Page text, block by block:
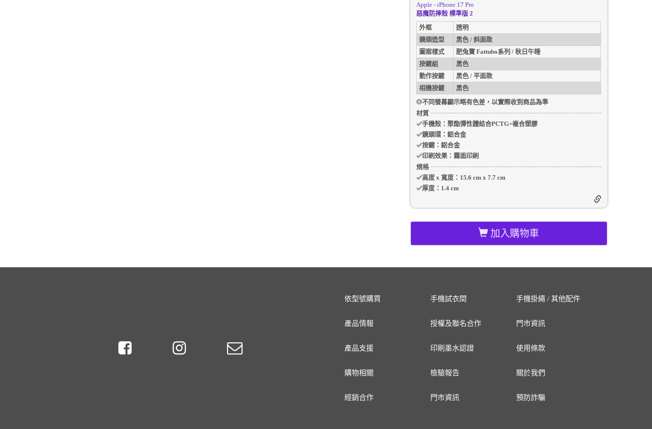
Apple - iPhone 17 Pro
惡魔防摔殼 標準版 2
外框
透明
鏡頭造型
黑色 / 斜面款
圖案樣式
肥兔寶 Fattubo系列 / 秋日午睡
按鍵組
黑色
動作按鍵
黑色 / 平面款
相機按鍵
黑色
不同螢幕顯示略有色差，以實際收到商品為準
材質
手機殼：聚酯彈性體結合PCTG+複合塑膠
鏡頭環： 鋁合金
按鍵： 鋁合金
印刷效果： 霧面印刷
規格
高度 x 寬度： 15.6 cm x 7.7 cm
厚度： 1.4 cm
加入購物車
依型號購買 手機試衣間 手機掛繩 / 其他配件
產品情報 授權及聯名合作 門市資訊
產品支援 印刷墨水認證 使用條款
購物相關 檢驗報告 關於我們
經銷合作 門市資訊 預防詐騙